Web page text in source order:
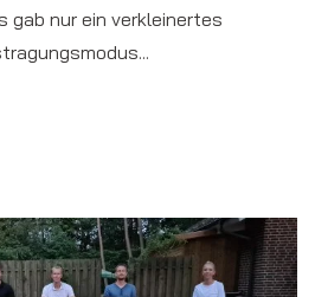
gab nur ein verkleinertes